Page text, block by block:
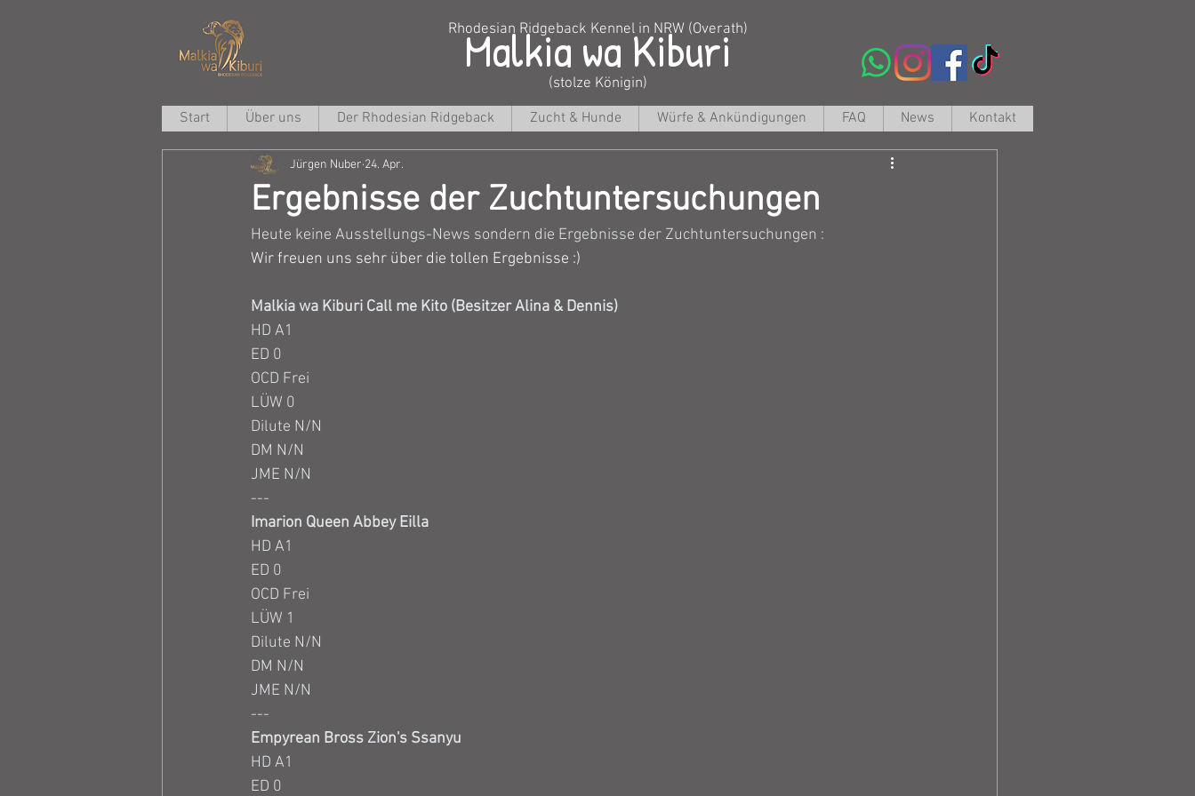
Rhodesian Ridgeback Kennel in NRW (Overath)
Malkia wa Kiburi
(stolze Königin)
Start
Über uns Der Rhodesian Ridgeback Zucht & Hunde Würfe & Ankündigungen FAQ News Kontakt
Ergebnisse der Zuchtuntersuchungen
Jürgen Nuber 24. Apr.
Heute keine Ausstellungs-News sondern die Ergebnisse der Zuchtuntersuchungen :
Wir freuen uns sehr über die tollen Ergebnisse :)
Malkia wa Kiburi Call me Kito (Besitzer Alina & Dennis)
HD A1
ED 0
OCD Frei
LÜW 0
Dilute N/N
DM N/N
JME N/N
---
Imarion Queen Abbey Eilla
HD A1
ED 0
OCD Frei
LÜW 1
Dilute N/N
DM N/N
JME N/N
---
Empyrean Bross Zion's Ssanyu
HD A1
ED 0